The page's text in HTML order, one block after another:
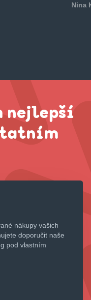
Nina
nejlepší
nákupy vašich
doporučit naše
pod vlastním